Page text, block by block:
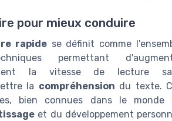
pour mieux conduire
rapidese définit comme
permettant
la vitesse de lecture
la compréhension du texte.
bien connues dans le monde
et du développement